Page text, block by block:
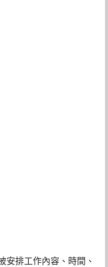
安排工作內容、時間、